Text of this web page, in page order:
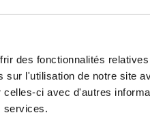
des fonctionnalités
sur l'utilisation de notre site
ci avec d'autres
services.
:
FÉVRIER